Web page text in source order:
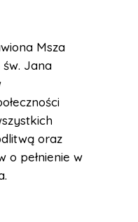
Msza
Jana
oraz
o pełnienie w